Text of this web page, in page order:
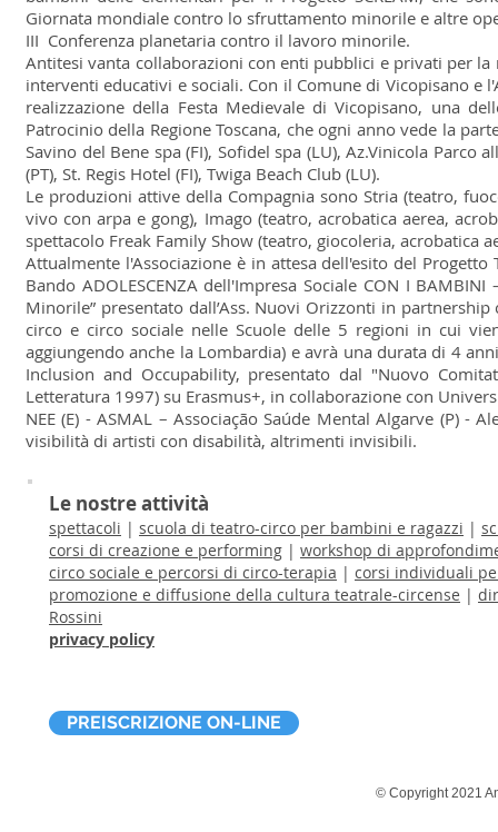
Giornata mondiale contro lo sfruttamento minorile e altre
III Conferenza planetaria contro il lavoro minorile.
Antitesi vanta collaborazioni con enti pubblici e privati per
interventi educativi e sociali. Con il Comune di Vicopisano e
realizzazione della Festa Medievale di Vicopisano, una
Patrocinio della Regione Toscana, che ogni anno vede la
Savino del Bene spa (FI), Sofidel spa (LU), Az.Vinicola
(PT), St. Regis Hotel (FI), Twiga Beach Club (LU).
Le produzioni attive della Compagnia sono Stria (teatro,
vivo con arpa e gong), Imago (teatro, acrobatica aerea,
spettacolo Freak Family Show (teatro, giocoleria, acrobatica
Attualmente l'Associazione è in attesa dell'esito del Progetto
Bando ADOLESCENZA dell'Impresa Sociale CON I
Minorile” presentato dall’Ass. Nuovi Orizzonti in
circo e circo sociale nelle Scuole delle 5 regioni in cui
aggiungendo anche la Lombardia) e avrà una durata di 4
Inclusion and Occupability, presentato dal "Nuovo
Letteratura 1997) su Erasmus+, in collaborazione con
NEE (E) - ASMAL – Associação Saúde Mental Algarve (P)
visibilità di artisti con disabilità, altrimenti invisibili.
Le nostre attività
spettacoli | scuola di teatro-circo per bambini e ragazzi |
corsi di creazione e performing | workshop di
circo sociale e percorsi di circo-terapia | corsi individuali
promozione e diffusione della cultura teatrale-circense |
Rossini
privacy policy
PREISCRIZIONE ON-LINE
© Copyright 2021